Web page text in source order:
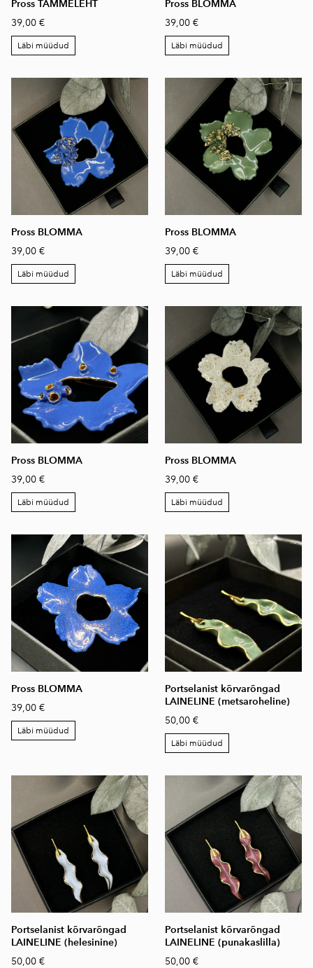
Pross TAMMELEHT
39,00 €
Läbi müüdud
Pross BLOMMA
39,00 €
Läbi müüdud
Pross BLOMMA
39,00 €
Läbi müüdud
Pross BLOMMA
39,00 €
Läbi müüdud
Pross BLOMMA
39,00 €
Läbi müüdud
Pross BLOMMA
39,00 €
Läbi müüdud
Pross BLOMMA
39,00 €
Läbi müüdud
Portselanist kõrvarõngad
LAINELINE (metsaroheline)
50,00 €
Läbi müüdud
Portselanist kõrvarõngad
LAINELINE (helesinine)
50,00 €
Portselanist kõrvarõngad
LAINELINE (punakaslilla)
50,00 €